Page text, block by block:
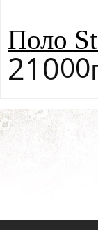
Поло
21000